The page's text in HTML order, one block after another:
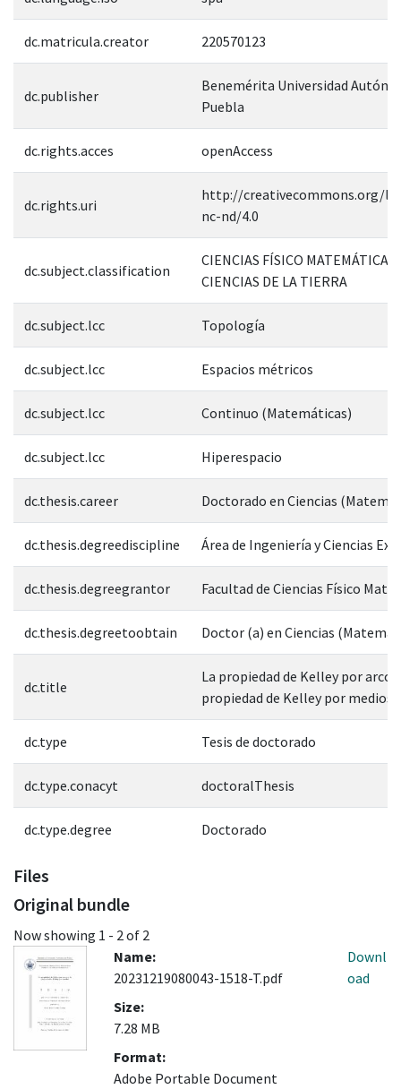
dc.matricula.creator 220570123
dc.publisher
Benemérita Universidad
Puebla
dc.rights.acces openAccess
dc.rights.uri
http://creativecommons.org/
nc-nd/4.0
dc.subject.classification
CIENCIAS FÍSICO MATEMÁTICAS
CIENCIAS DE LA TIERRA
dc.subject.lcc Topología
dc.subject.lcc Espacios métricos
dc.subject.lcc Continuo (Matemáticas)
dc.subject.lcc Hiperespacio
dc.thesis.career Doctorado en Ciencias
dc.thesis.degreediscipline Área de Ingeniería y Ciencias
dc.thesis.degreegrantor Facultad de Ciencias Físico
dc.thesis.degreetoobtain Doctor (a) en Ciencias
dc.title
La propiedad de Kelley por arcos
propiedad de Kelley por medios
dc.type Tesis de doctorado
dc.type.conacyt doctoralThesis
dc.type.degree Doctorado
Files
Original bundle
Now showing 1 - 2 of 2
Name:
20231219080043-1518-T.pdf
Size:
7.28 MB
Format:
Adobe Portable Document
Downl
oad